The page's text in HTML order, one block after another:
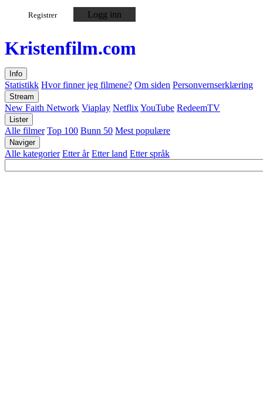
Registrer Logg inn
Kristenfilm.com
Info
Statistikk Hvor finner jeg filmene? Om siden Personvernserklæring
Stream
New Faith Network Viaplay NetflixYouTube RedeemTV
Lister
Alle filmer Top 100 Bunn 50 Mest populære
Naviger
Alle kategorier Etter år Etter land Etter språk